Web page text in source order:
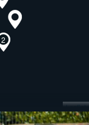
2
Leaflet